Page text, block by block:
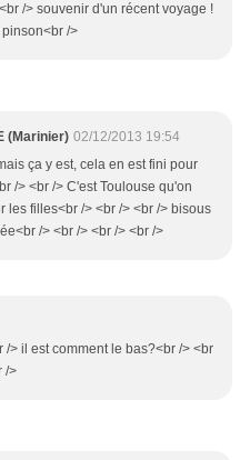
/> souvenir d'un récent voyage !
/>
(Marinier) 02/12/2013 19:54
ça y est, cela en est fini pour
/> <br /> C'est Toulouse qu'on
les filles<br /> <br /> <br /> bisous
/> <br /> <br /> <br />
/> il est comment le bas?<br /> <br
/>